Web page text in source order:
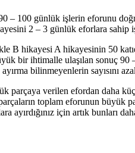
100 günlük işlerin eforunu
2 – 3 günlük eforlara
B hikayesi A hikayesinin 50
bir ihtimalle ulaşılan
bilinmeyenlerin sayısını
parçaya verilen efordan daha
toplam eforunun
için artık bunları